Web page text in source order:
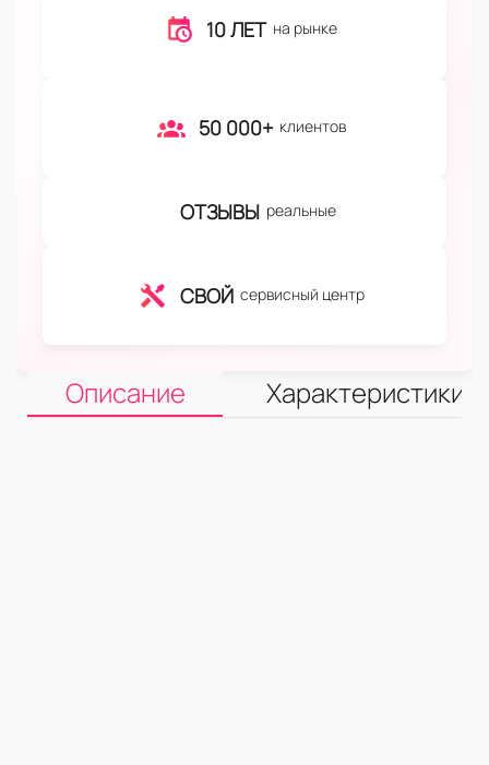
10 ЛЕТ на рынке
50 000+ клиентов
ОТЗЫВЫ реальные
СВОЙ сервисный центр
Описание Характеристики